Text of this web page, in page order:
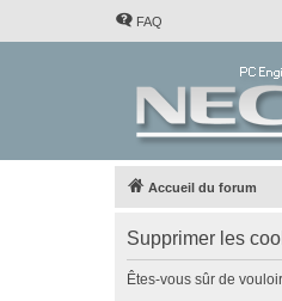
FAQ
Accueil du forum
Supprimer les
Êtes-vous sûr de